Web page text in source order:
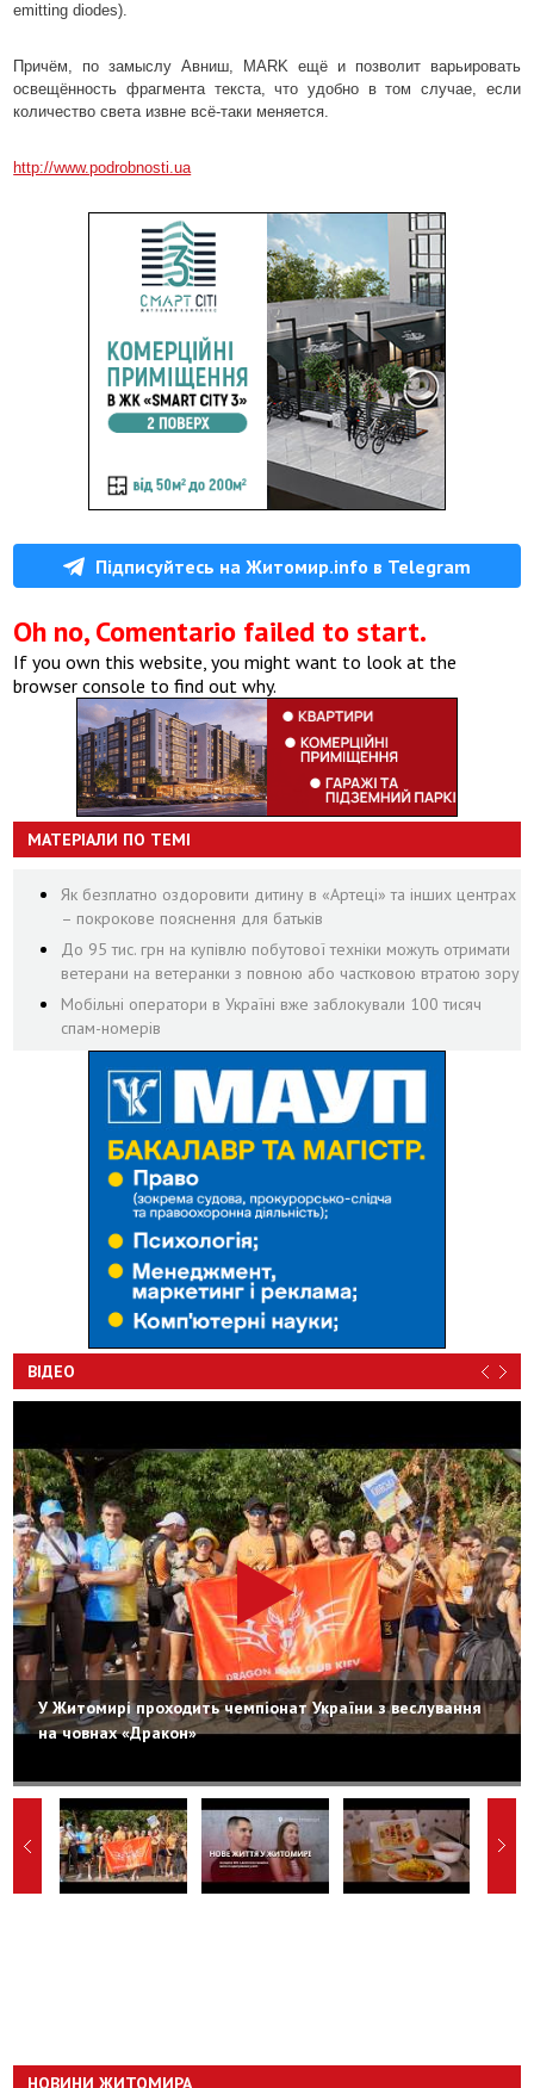
emitting diodes).
Причём, по замыслу Авниш, MARK ещё и позволит варьировать
освещённость фрагмента текста, что удобно в том случае, если
количество света извне всё-таки меняется.
http://www.podrobnosti.ua
Підписуйтесь на Житомир.info в Telegram
Oh no, Comentario failed to start.
If you own this website, you might want to look at the
browser console to find out why.
МАТЕРІАЛИ ПО ТЕМІ
Як безплатно оздоровити дитину в «Артеці» та інших центрах
– покрокове пояснення для батьків
До 95 тис. грн на купівлю побутової техніки можуть отримати
ветерани на ветеранки з повною або частковою втратою зору
Мобільні оператори в Україні вже заблокували 100 тисяч
спам-номерів
ВІДЕО
У Житомирі проходить чемпіонат України з веслування
на човнах «Дракон»
НОВИНИ ЖИТОМИРА